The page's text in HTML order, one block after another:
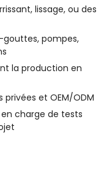
lissage, ou des
pompes,
la production en
et OEM/ODM
charge de tests